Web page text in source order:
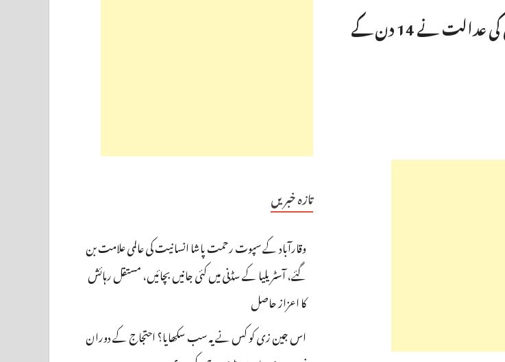
فلم اداکار و نقاد کمال آر خان ممبئی ایرپورٹ پر گرفتار، بوریولی کی عدالت نے 14 دن کے
تازہ خبریں
وقارآباد کے سپوت رحمت پاشا انسانیت کی عالمی علامت بن
گئے، آسٹریلیا کے سڈنی میں کئی جانیں بچائیں، مستقل رہائش
کا اعزاز حاصل
اس جین زی کو کس نے یہ سب سکھایا؟ احتجاج کے دوران